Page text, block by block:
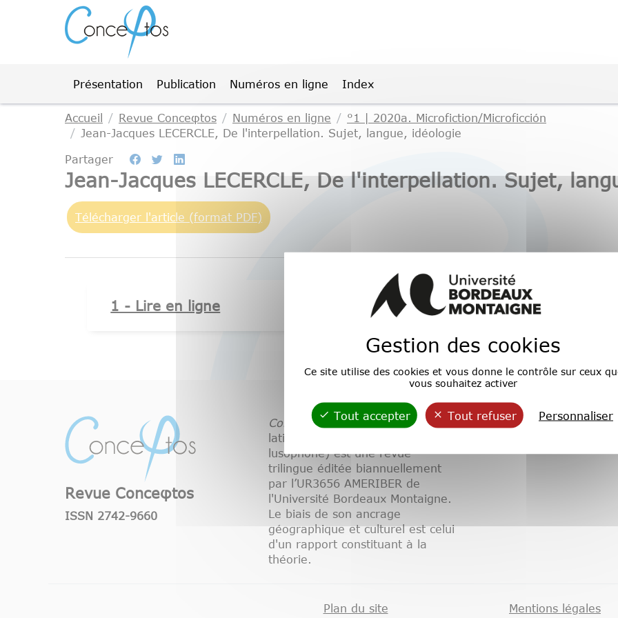
Présentation Publication Numéros en ligne Index
Accueil Revue Conceφtos Numéros en ligne
°1 | 2020a. Microfiction/Microficción
Jean-Jacques LECERCLE, De l'interpellation. Sujet, langue, idéologie
Partager
Jean-Jacques LECERCLE, De l'interpellation. Sujet,
Télécharger l'article (format PDF)
1 - Lire en ligne
Revue Conceφtos
ISSN 2742-9660
Conceφtos
(Espagne, Amérique
latine, Portugal et Afrique
lusophone) est une revue
trilingue éditée biannuellement
par l’UR3656 AMERIBER de
l'Université Bordeaux Montaigne.
Le biais de son ancrage
géographique et culturel est celui
d'un rapport constituant à la
théorie.
Plan du site Mentions légales
Gestion des cookies
Gestion des cookies
Ce site utilise des cookies et vous donne le contrôle sur ceux
vous souhaitez activer
Tout accepter Tout refuser Personnaliser